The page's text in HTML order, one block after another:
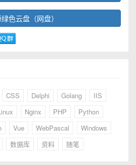
色云盘（网盘）
CSS Delphi Golang
IIS
Nginx PHP
Python
Vue WebPascal
Windows
数据库 资料 随笔